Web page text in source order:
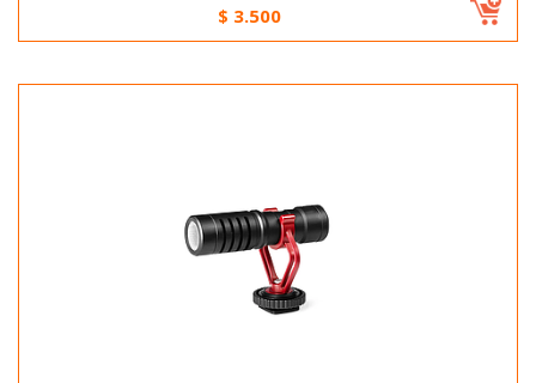
$ 3.500